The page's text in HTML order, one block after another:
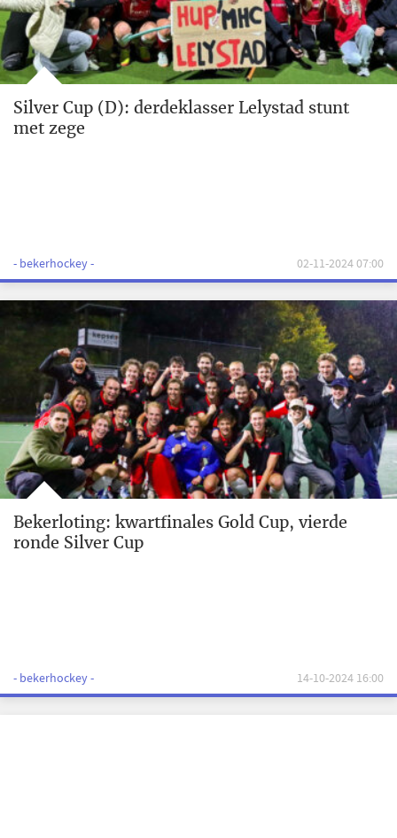
Silver Cup (D): derdeklasser Lelystad stunt
met zege
- bekerhockey - 02-11-2024 07:00
Bekerloting: kwartfinales Gold Cup, vierde
ronde Silver Cup
- bekerhockey - 14-10-2024 16:00